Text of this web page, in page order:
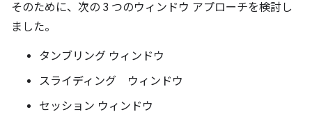
そのために、次の 3 つのウィンドウ アプローチを検討し
ました。
タンブリング ウィンドウ
スライディング ウィンドウ
セッション ウィンドウ